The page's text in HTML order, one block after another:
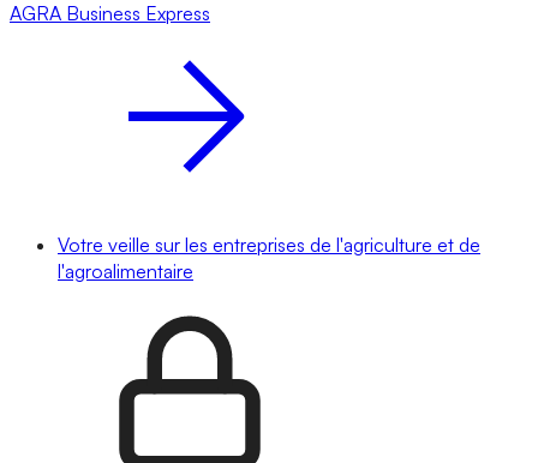
AGRA Business Express
Votre veille sur les entreprises de l'agriculture et de
l'agroalimentaire